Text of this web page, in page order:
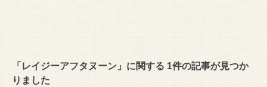
「レイジーアフタヌーン」に関する 1件の記事が見つか
りました